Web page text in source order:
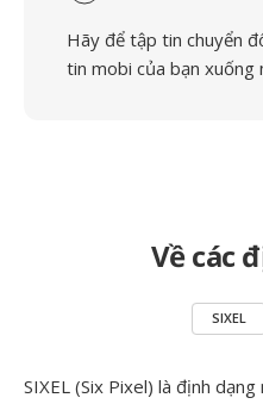
Hãy để tập tin chuyển
tin mobi của bạn xuống
Về các
SIXEL
SIXEL (Six Pixel) là định